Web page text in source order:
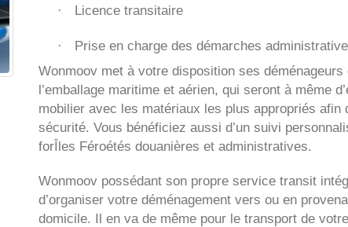
· Licence transitaire
·
Prise en charge des démarches
Wonmoov met à votre disposition ses
l’emballage maritime et aérien, qui seront à même
mobilier avec les matériaux les plus appropriés afin
sécurité. Vous bénéficiez aussi d’un suivi
forÎles Féroétés douanières et administratives.
Wonmoov possédant son propre service transit
d’organiser votre déménagement vers ou en
domicile. Il en va de même pour le transport de